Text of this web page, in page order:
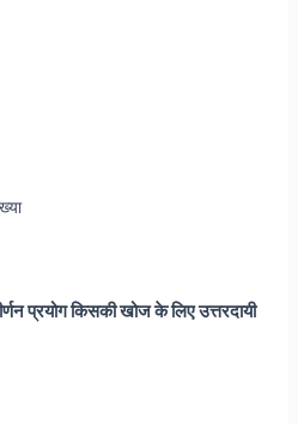
प्रयोग किसकी खोज के लिए उत्तरदायी